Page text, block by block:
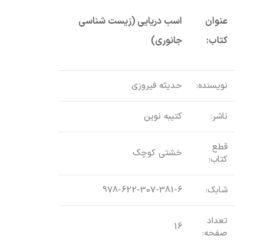
عنوان
کتاب:
اسب دریایی (زیست شناسی
جانوری)
نویسنده: حدیثه فیروزی
ناشر: کتیبه نوین
قطع
کتاب:
خشتی کوچک
شابک: 978-622-307-381-6
تعداد
صفحه:
16